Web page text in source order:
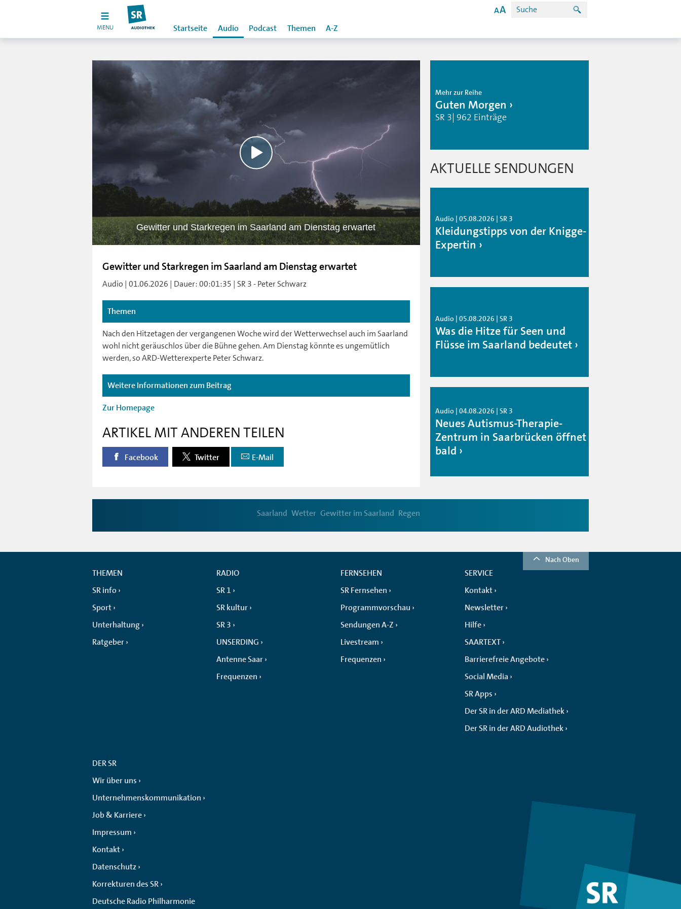
MENU Startseite Audio Podcast Themen A-Z
Gewitter und Starkregen im Saarland am Dienstag erwartet
Gewitter und Starkregen im Saarland am Dienstag erwartet
Audio | 01.06.2026 | Dauer: 00:01:35 | SR 3 - Peter Schwarz
Themen
Nach den Hitzetagen der vergangenen Woche wird der Wetterwechsel auch im Saarland
wohl nicht geräuschlos über die Bühne gehen. Am Dienstag könnte es ungemütlich
werden, so ARD-Wetterexperte Peter Schwarz.
Weitere Informationen zum Beitrag
Zur Homepage
ARTIKEL MIT ANDEREN TEILEN
Facebook Twitter E-Mail
Mehr zur Reihe
Guten Morgen
SR 3| 962 Einträge
AKTUELLE SENDUNGEN
Audio | 05.08.2026 | SR 3
Kleidungstipps von der Knigge-
Expertin
Audio | 05.08.2026 | SR 3
Was die Hitze für Seen und
Flüsse im Saarland bedeutet
Audio | 04.08.2026 | SR 3
Neues Autismus-Therapie-
Zentrum in Saarbrücken öffnet
bald
Saarland Wetter Gewitter im Saarland Regen
Nach Oben
THEMEN
SR info
Sport
Unterhaltung
Ratgeber
RADIO
SR 1
SR kultur
SR 3
UNSERDING
Antenne Saar
Frequenzen
FERNSEHEN
SR Fernsehen
Programmvorschau
Sendungen A-Z
Livestream
Frequenzen
SERVICE
Kontakt
Newsletter
Hilfe
SAARTEXT
Barrierefreie Angebote
Social Media
SR Apps
Der SR in der ARD Mediathek
Der SR in der ARD Audiothek
DER SR
Wir über uns
Unternehmenskommunikation
Job & Karriere
Impressum
Kontakt
Datenschutz
Korrekturen des SR
Deutsche Radio Philharmonie